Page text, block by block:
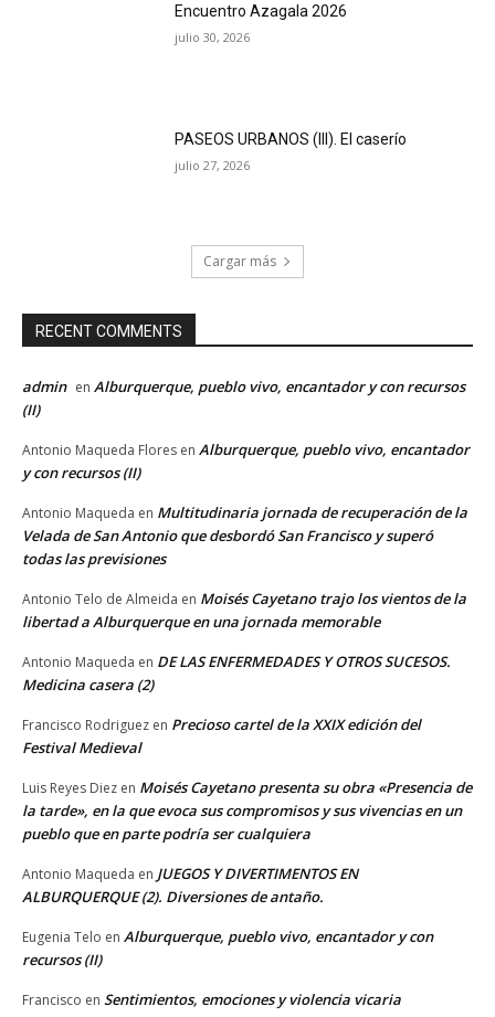
Encuentro Azagala 2026
julio 30, 2026
PASEOS URBANOS (III). El caserío
julio 27, 2026
Cargar más
RECENT COMMENTS
admin en Alburquerque, pueblo vivo, encantador y con recursos
(II)
Antonio Maqueda Flores en Alburquerque, pueblo vivo, encantador
y con recursos (II)
Antonio Maqueda en Multitudinaria jornada de recuperación de la
Velada de San Antonio que desbordó San Francisco y superó
todas las previsiones
Antonio Telo de Almeida en Moisés Cayetano trajo los vientos de la
libertad a Alburquerque en una jornada memorable
Antonio Maqueda en DE LAS ENFERMEDADES Y OTROS SUCESOS.
Medicina casera (2)
Francisco Rodriguez en Precioso cartel de la XXIX edición del
Festival Medieval
Luis Reyes Diez en Moisés Cayetano presenta su obra «Presencia de
la tarde», en la que evoca sus compromisos y sus vivencias en un
pueblo que en parte podría ser cualquiera
Antonio Maqueda en JUEGOS Y DIVERTIMENTOS EN
ALBURQUERQUE (2). Diversiones de antaño.
Eugenia Telo en Alburquerque, pueblo vivo, encantador y con
recursos (II)
Francisco en Sentimientos, emociones y violencia vicaria